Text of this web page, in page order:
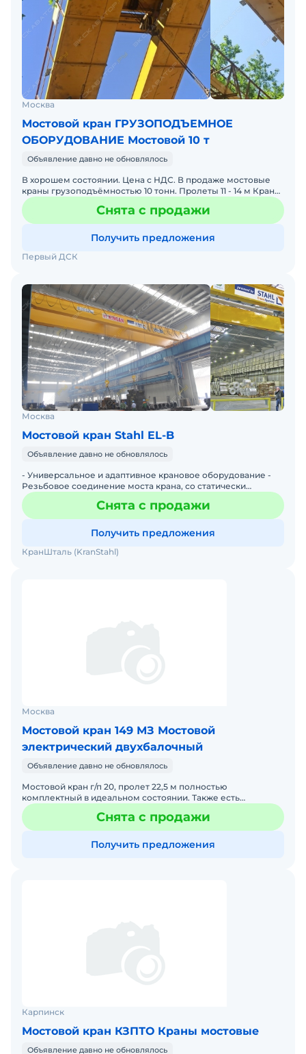
Москва
Мостовой кран ГРУЗОПОДЪЕМНОЕ
ОБОРУДОВАНИЕ Мостовой 10 т
Объявление давно не обновлялось
В хорошем состоянии. Цена с НДС. В продаже мостовые
краны грузоподъёмностью 10 тонн. Пролеты 11 - 14 м Краны
в отличном состоянии: 1) Кpан эл.мостовой г/п 10 т
Снята с продажи
Получить предложения
Первый ДСК
Москва
Мостовой кран Stahl EL-B
Объявление давно не обновлялось
- Универсальное и адаптивное крановое оборудование -
Резьбовое соединение моста крана, со статически
определенным силовым моментом затяжки болтов, от
кранового
Снята с продажи
Получить предложения
КранШталь (KranStahl)
Москва
Мостовой кран 149 МЗ Мостовой
электрический двухбалочный
Объявление давно не обновлялось
Мостовой кран г/п 20, пролет 22,5 м полностью
комплектный в идеальном состоянии. Также есть
мостовые краны других пролетов и г/п. Фото и паспорт по
запросу.
Снята с продажи
Получить предложения
Карпинск
Мостовой кран КЗПТО Краны мостовые
Объявление давно не обновлялось